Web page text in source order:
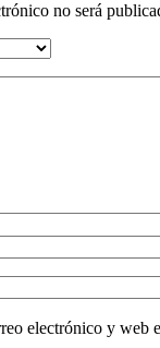
no será
electrónico y web